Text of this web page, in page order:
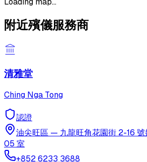
附近殯儀服務商
清雅堂
Ching Nga Tong
認證
油尖旺區 — 九龍旺角花園街 2-16
05 室
+852 6233 3688